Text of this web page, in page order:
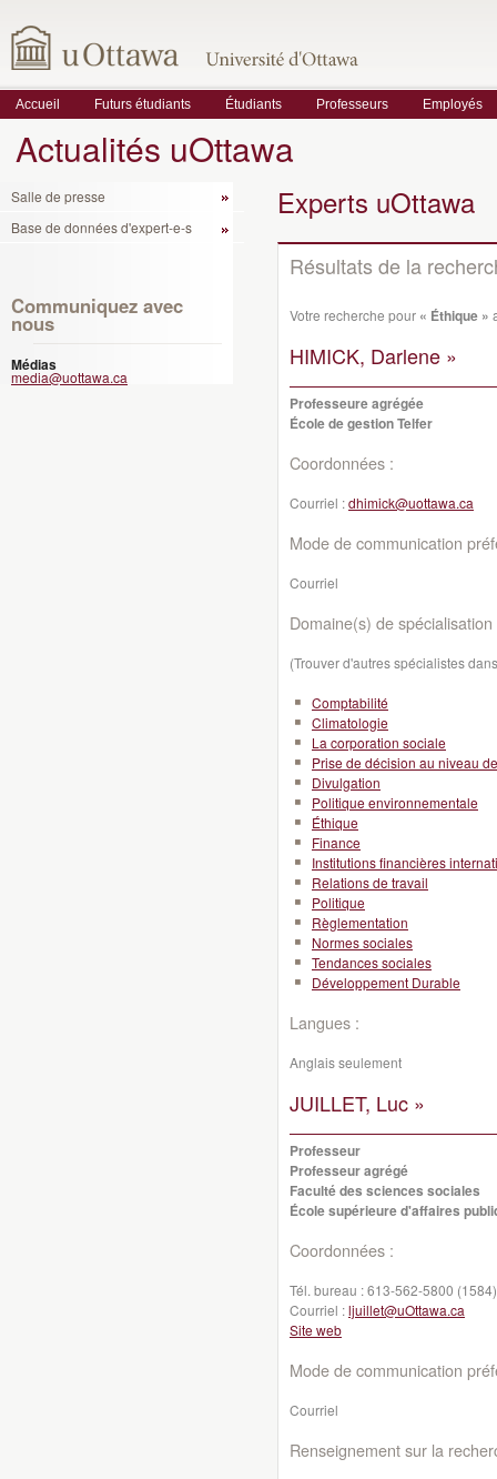
Accueil Futurs étudiants Étudiants Professeurs Employés
Actualités uOttawa
Salle de presse
Base de données d'expert-e-s
Communiquez avec
nous
Médias
media@uottawa.ca
Experts uOttawa
Résultats de la
Votre recherche pour « Éthique »
HIMICK, Darlene »
Professeure agrégée
École de gestion Telfer
Coordonnées :
Courriel :dhimick@uottawa.ca
Mode de communication
Courriel
Domaine(s) de spécialisation
(Trouver d'autres spécialistes
Comptabilité
Climatologie
La corporation sociale
Prise de décision au niveau
Divulgation
Politique environnementale
Éthique
Finance
Institutions financières
Relations de travail
Politique
Règlementation
Normes sociales
Tendances sociales
Développement Durable
Langues :
Anglais seulement
JUILLET, Luc »
Professeur
Professeur agrégé
Faculté des sciences sociales
École supérieure d'affaires
Coordonnées :
Tél. bureau :613-562-5800 (1584)
Courriel :ljuillet@uOttawa.ca
Site web
Mode de communication
Courriel
Renseignement sur la